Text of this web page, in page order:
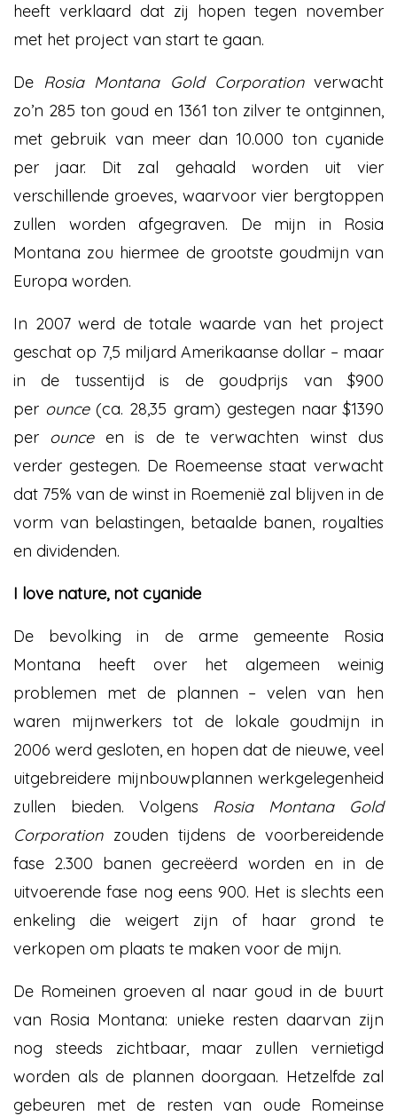
heeft verklaard dat zij hopen tegen november
met het project van start te gaan.
De Rosia Montana Gold Corporationverwacht
zo’n 285 ton goud en 1361 ton zilver te ontginnen,
met gebruik van meer dan 10.000 ton cyanide
per jaar. Dit zal gehaald worden uit vier
verschillende groeves, waarvoor vier bergtoppen
zullen worden afgegraven. De mijn in Rosia
Montana zou hiermee de grootste goudmijn van
Europa worden.
In 2007 werd de totale waarde van het project
geschat op 7,5 miljard Amerikaanse dollar – maar
in de tussentijd is de goudprijs van $900
per ounce(ca. 28,35 gram) gestegen naar $1390
per ounceen is de te verwachten winst dus
verder gestegen. De Roemeense staat verwacht
dat 75% van de winst in Roemenië zal blijven in de
vorm van belastingen, betaalde banen, royalties
en dividenden.
I love nature, not cyanide
De bevolking in de arme gemeente Rosia
Montana heeft over het algemeen weinig
problemen met de plannen – velen van hen
waren mijnwerkers tot de lokale goudmijn in
2006 werd gesloten, en hopen dat de nieuwe, veel
uitgebreidere mijnbouwplannen werkgelegenheid
zullen bieden. Volgens Rosia Montana Gold
Corporationzouden tijdens de voorbereidende
fase 2.300 banen gecreëerd worden en in de
uitvoerende fase nog eens 900. Het is slechts een
enkeling die weigert zijn of haar grond te
verkopen om plaats te maken voor de mijn.
De Romeinen groeven al naar goud in de buurt
van Rosia Montana: unieke resten daarvan zijn
nog steeds zichtbaar, maar zullen vernietigd
worden als de plannen doorgaan. Hetzelfde zal
gebeuren met de resten van oude Romeinse